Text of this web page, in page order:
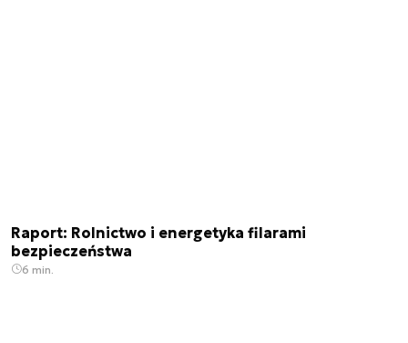
Raport: Rolnictwo i energetyka filarami
bezpieczeństwa
6 min.